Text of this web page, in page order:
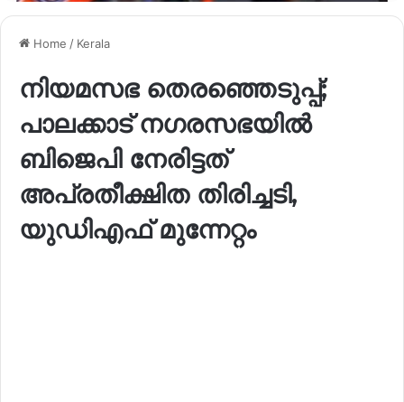
Home / Kerala
നിയമസഭ തെരഞ്ഞെടുപ്പ്;
പാലക്കാട് നഗരസഭയിൽ
ബിജെപി നേരിട്ടത്
അപ്രതീക്ഷിത തിരിച്ചടി,
യുഡിഎഫ് മുന്നേറ്റം